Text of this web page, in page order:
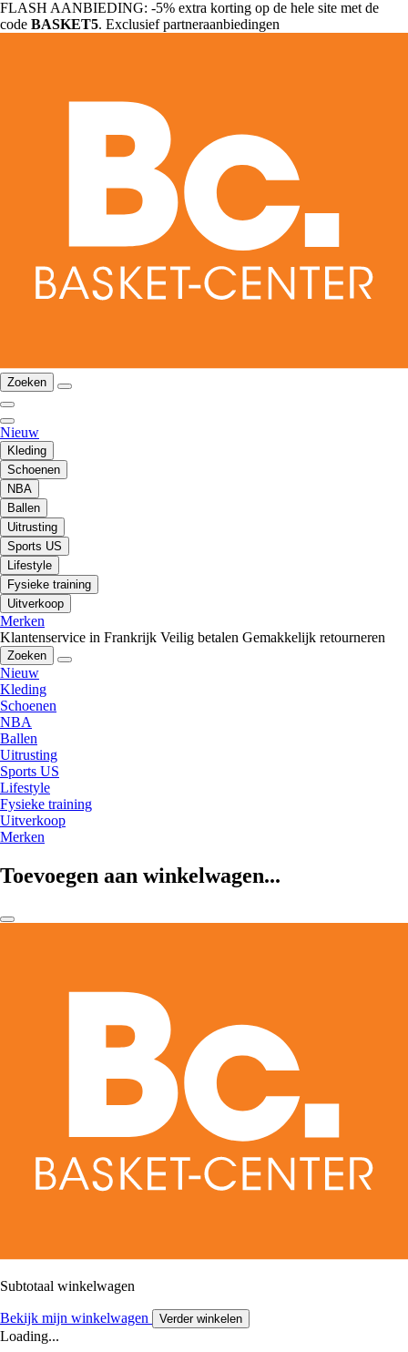
FLASH AANBIEDING: -5% extra korting op de hele site met de
code BASKET5. Exclusief partneraanbiedingen
Zoeken
Nieuw
Kleding
Schoenen
NBA
Ballen
Uitrusting
Sports US
Lifestyle
Fysieke training
Uitverkoop
Merken
Klantenservice in Frankrijk Veilig betalen Gemakkelijk retourneren
Zoeken
Nieuw
Kleding
Schoenen
NBA
Ballen
Uitrusting
Sports US
Lifestyle
Fysieke training
Uitverkoop
Merken
Toevoegen aan winkelwagen...
Subtotaal winkelwagen
Bekijk mijn winkelwagen Verder winkelen
Loading...